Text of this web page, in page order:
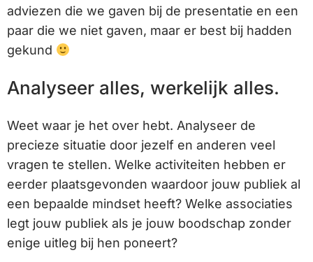
adviezen die we gaven bij de presentatie en een
paar die we niet gaven, maar er best bij hadden
gekund
Analyseer alles, werkelijk alles.
Weet waar je het over hebt. Analyseer de
precieze situatie door jezelf en anderen veel
vragen te stellen. Welke activiteiten hebben er
eerder plaatsgevonden waardoor jouw publiek al
een bepaalde mindset heeft? Welke associaties
legt jouw publiek als je jouw boodschap zonder
enige uitleg bij hen poneert?